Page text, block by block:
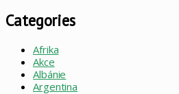
Categories
Afrika
Akce
Albánie
Argentina